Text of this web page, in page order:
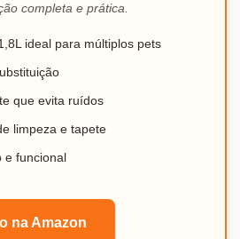
completa e prática.
ideal para múltiplos pets
que evita ruídos
limpeza e tapete
e funcional
na Amazon